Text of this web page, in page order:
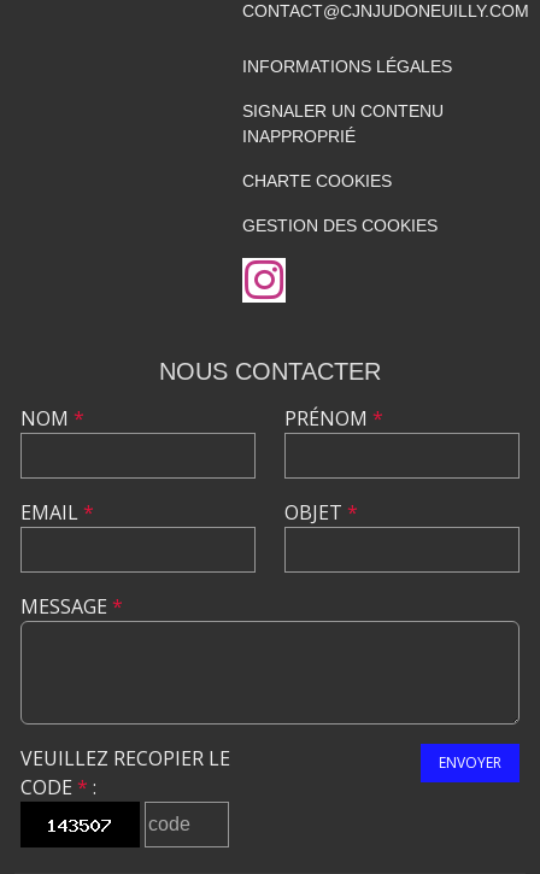
CONTACT@CJNJUDONEUILLY.COM
INFORMATIONS LÉGALES
SIGNALER UN CONTENU
INAPPROPRIÉ
CHARTE COOKIES
GESTION DES COOKIES
NOUS CONTACTER
NOM *
EMAIL*
PRÉNOM *
OBJET *
MESSAGE *
VEUILLEZ RECOPIER LE
CODE * :
ENVOYER